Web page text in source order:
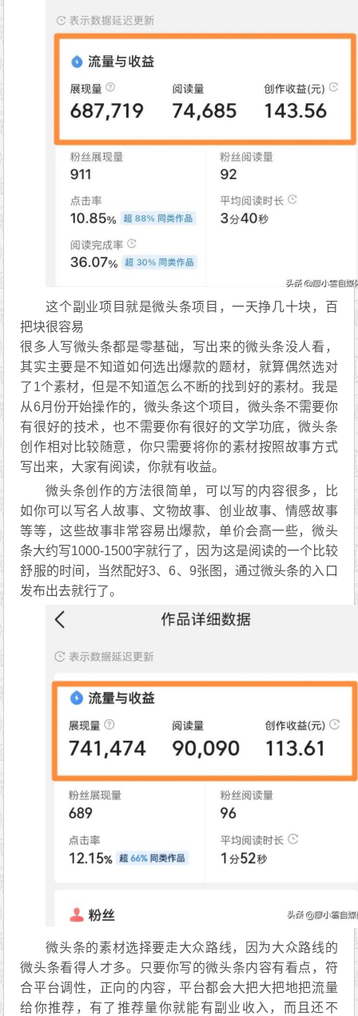
这个副业项目就是微头条项目，一天挣几十块，百
把块很容易
很多人写微头条都是零基础，写出来的微头条没人看，
其实主要是不知道如何选出爆款的题材，就算偶然选对
了1个素材，但是不知道怎么不断的找到好的素材。我是
从6月份开始操作的，微头条这个项目，微头条不需要你
有很好的技术，也不需要你有很好的文学功底，微头条
创作相对比较随意，你只需要将你的素材按照故事方式
写出来，大家有阅读，你就有收益。
微头条创作的方法很简单，可以写的内容很多，比
如你可以写名人故事、文物故事、创业故事、情感故事
等等，这些故事非常容易出爆款，单价会高一些，微头
条大约写1000-1500字就行了，因为这是阅读的一个比较
舒服的时间，当然配好3、6、9张图，通过微头条的入口
发布出去就行了。
微头条的素材选择要走大众路线，因为大众路线的
微头条看得人才多。只要你写的微头条内容有看点，符
合平台调性，正向的内容，平台都会大把大把地把流量
给你推荐，有了推荐量你就能有副业收入，而且还不